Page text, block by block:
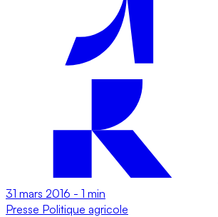
31 mars 2016 - 1 min
Presse Politique agricole